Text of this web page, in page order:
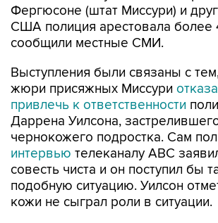
Фергюсоне (штат Миссури) и
США полиция арестовала более
сообщили местные СМИ.
Выступления были связаны с
жюри присяжных Миссури
привлечь к ответственности
Даррена Уилсона,
чернокожего подростка. Сам
интервью телеканалу ABC
совесть чиста и он поступил бы
подобную ситуацию. Уилсон
кожи не сыграл роли в ситуации.